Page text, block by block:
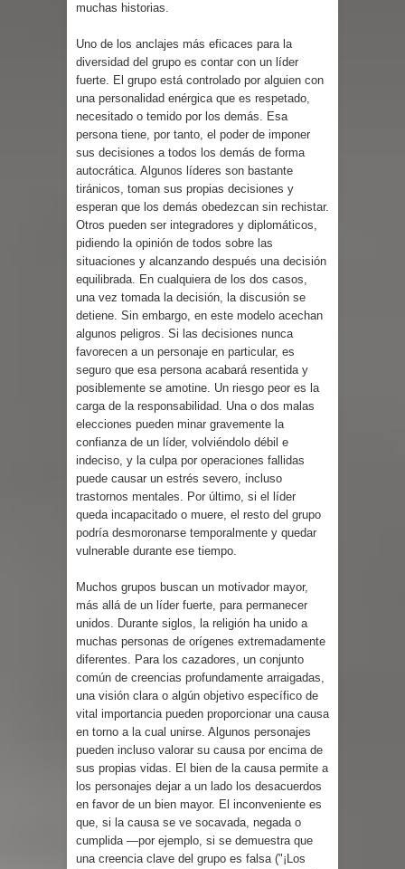
muchas historias.
Uno de los anclajes más eficaces para la
diversidad del grupo es contar con un líder
fuerte. El grupo está controlado por alguien con
una personalidad enérgica que es respetado,
necesitado o temido por los demás. Esa
persona tiene, por tanto, el poder de imponer
sus decisiones a todos los demás de forma
autocrática. Algunos líderes son bastante
tiránicos, toman sus propias decisiones y
esperan que los demás obedezcan sin rechistar.
Otros pueden ser integradores y diplomáticos,
pidiendo la opinión de todos sobre las
situaciones y alcanzando después una decisión
equilibrada. En cualquiera de los dos casos,
una vez tomada la decisión, la discusión se
detiene. Sin embargo, en este modelo acechan
algunos peligros. Si las decisiones nunca
favorecen a un personaje en particular, es
seguro que esa persona acabará resentida y
posiblemente se amotine. Un riesgo peor es la
carga de la responsabilidad. Una o dos malas
elecciones pueden minar gravemente la
confianza de un líder, volviéndolo débil e
indeciso, y la culpa por operaciones fallidas
puede causar un estrés severo, incluso
trastornos mentales. Por último, si el líder
queda incapacitado o muere, el resto del grupo
podría desmoronarse temporalmente y quedar
vulnerable durante ese tiempo.
Muchos grupos buscan un motivador mayor,
más allá de un líder fuerte, para permanecer
unidos. Durante siglos, la religión ha unido a
muchas personas de orígenes extremadamente
diferentes. Para los cazadores, un conjunto
común de creencias profundamente arraigadas,
una visión clara o algún objetivo específico de
vital importancia pueden proporcionar una causa
en torno a la cual unirse. Algunos personajes
pueden incluso valorar su causa por encima de
sus propias vidas. El bien de la causa permite a
los personajes dejar a un lado los desacuerdos
en favor de un bien mayor. El inconveniente es
que, si la causa se ve socavada, negada o
cumplida —por ejemplo, si se demuestra que
una creencia clave del grupo es falsa ("¡Los